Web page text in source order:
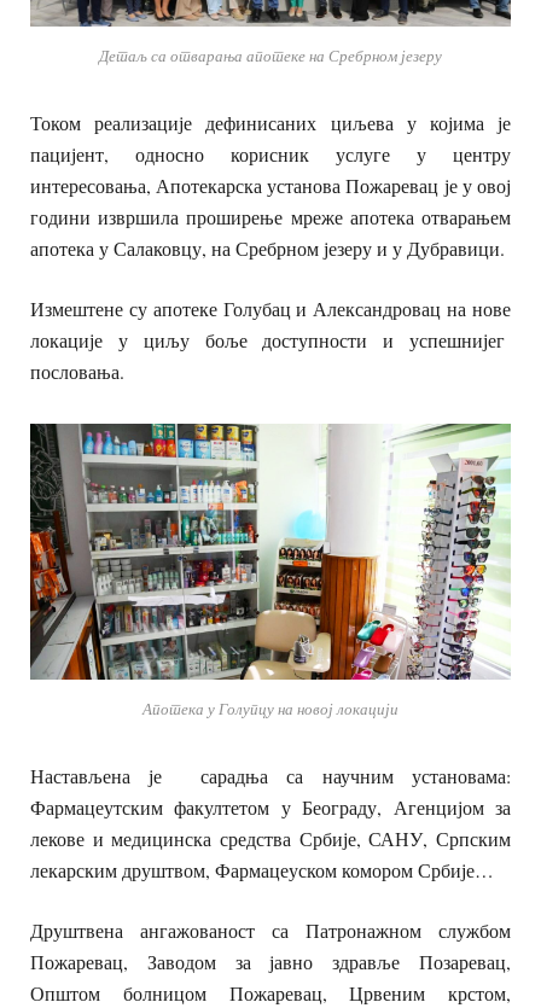
Детаљ са отварања апотеке на Сребрном језеру
Током реализације дефинисаних циљева у којима је
пацијент, односно корисник услуге у центру
интересовања, Апотекарска установа Пожаревац је у овој
години извршила проширење мреже апотека отварањем
апотека у Салаковцу, на Сребрном језеру и у Дубравици.
Измештене су апотеке Голубац и Александровац на нове
локације у циљу боље доступности и успешнијег
пословања.
Апотека у Голупцу на новој локацији
Настављена је сарадња са научним установама:
Фармацеутским факултетом у Београду, Агенцијом за
лекове и медицинска средства Србије, САНУ, Српским
лекарским друштвом, Фармацеуском комором Србије…
Друштвена ангажованост са Патронажном службом
Пожаревац, Заводом за јавно здравље Позаревац,
Општом болницом Пожаревац, Црвеним крстом,